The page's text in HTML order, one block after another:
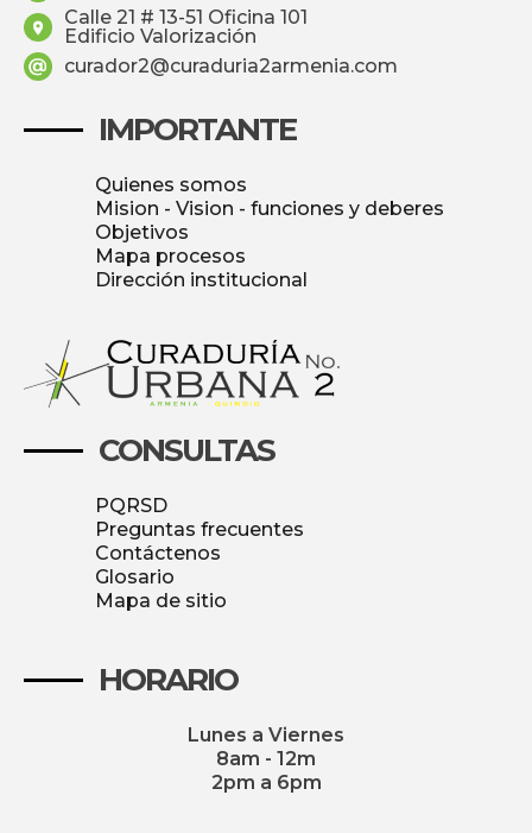
Calle 21 # 13-51 Oficina 101
Edificio Valorización
curador2@curaduria2armenia.com
IMPORTANTE
Quienes somos
Mision - Vision - funciones y deberes
Objetivos
Mapa procesos
Dirección institucional
CONSULTAS
PQRSD
Preguntas frecuentes
Contáctenos
Glosario
Mapa de sitio
HORARIO
Lunes a Viernes
8am - 12m
2pm a 6pm